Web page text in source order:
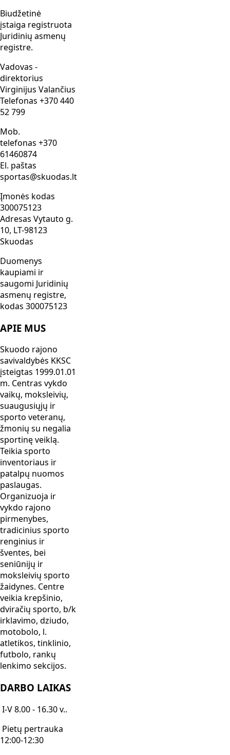
Biudžetinė
įstaiga registruota
Juridinių asmenų
registre.
Vadovas -
direktorius
Virginijus Valančius
Telefonas +370 440
52 799
Mob.
telefonas +370
61460874
El. paštas
sportas@skuodas.lt
Įmonės kodas
300075123
Adresas Vytauto g.
10, LT-98123
Skuodas
Duomenys
kaupiami ir
saugomi Juridinių
asmenų registre,
kodas 300075123
APIE MUS
Skuodo rajono
savivaldybės KKSC
įsteigtas 1999.01.01
m. Centras vykdo
vaikų, moksleivių,
suaugusiųjų ir
sporto veteranų,
žmonių su negalia
sportinę veiklą.
Teikia sporto
inventoriaus ir
patalpų nuomos
paslaugas.
Organizuoja ir
vykdo rajono
pirmenybes,
tradicinius sporto
renginius ir
šventes, bei
seniūnijų ir
moksleivių sporto
žaidynes. Centre
veikia krepšinio,
dviračių sporto, b/k
irklavimo, dziudo,
motobolo, l.
atletikos, tinklinio,
futbolo, rankų
lenkimo sekcijos.
DARBO LAIKAS
I-V 8.00 - 16.30 v..
Pietų pertrauka
12:00-12:30